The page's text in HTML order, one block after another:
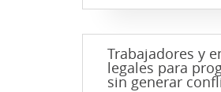
Trabajadores y
legales para
sin generar